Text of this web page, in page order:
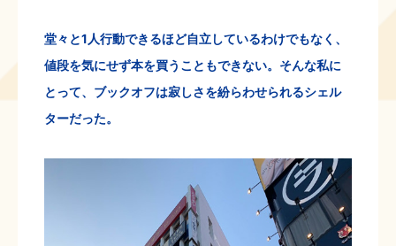
堂々と1人行動できるほど自立しているわけでもなく、
値段を気にせず本を買うこともできない。そんな私に
とって、ブックオフは寂しさを紛らわせられるシェル
ターだった。